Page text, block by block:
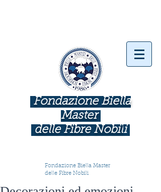
Fondazione Biella
Master
delle Fibre Nobili
Fondazione Biella Master
delle Fibre Nobili